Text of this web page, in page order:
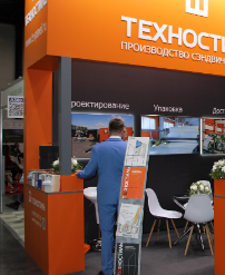
Согласие на обработку персональных данных